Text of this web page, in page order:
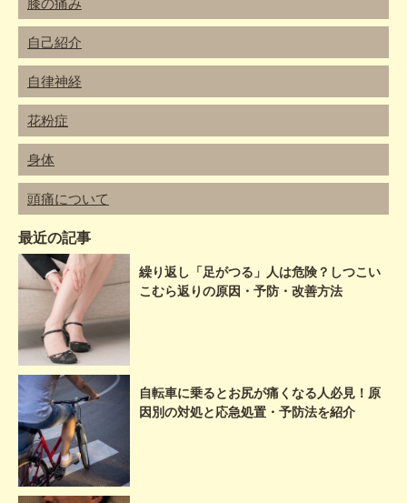
自己紹介
自律神経
花粉症
身体
頭痛について
最近の記事
繰り返し「足がつる」人は危険？しつこい
こむら返りの原因・予防・改善方法
自転車に乗るとお尻が痛くなる人必見！原
因別の対処と応急処置・予防法を紹介